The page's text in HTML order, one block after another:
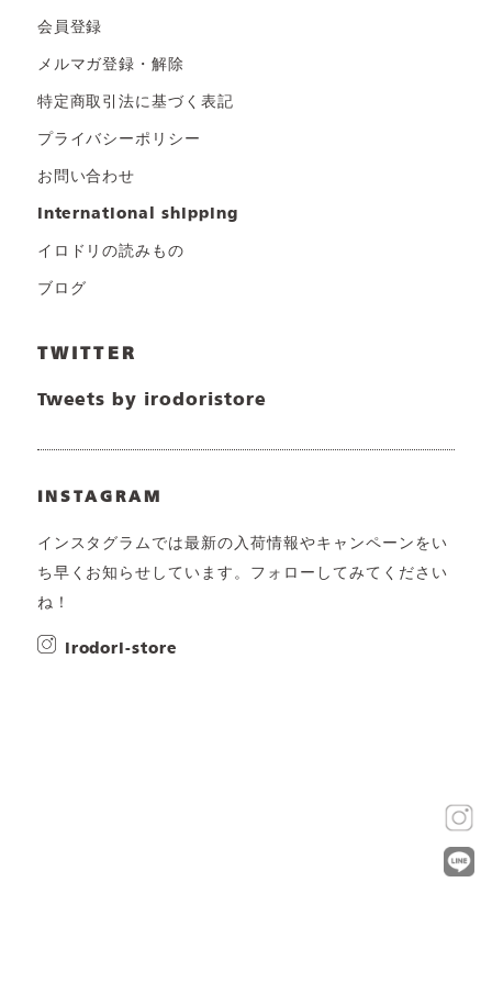
会員登録
メルマガ登録・解除
特定商取引法に基づく表記
プライバシーポリシー
お問い合わせ
international shipping
イロドリの読みもの
ブログ
TWITTER
Tweets by irodoristore
INSTAGRAM
インスタグラムでは最新の入荷情報やキャンペーンをい
ち早くお知らせしています。フォローしてみてください
ね！
irodori-store